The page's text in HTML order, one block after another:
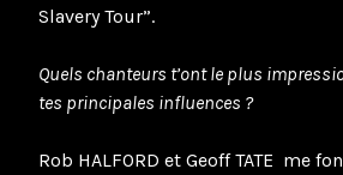
Slavery Tour”.
Quels chanteurs t’ont le plus
tes principales influences ?
Rob HALFORD et Geoff TATE me